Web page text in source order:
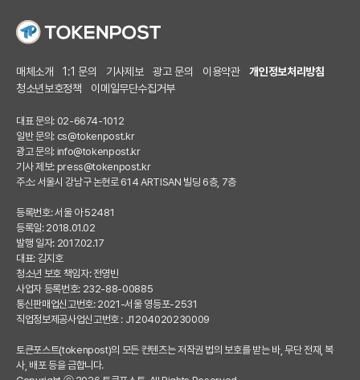
매체소개 1:1 문의 기사제보 광고 문의 이용약관
개인정보처리방침
청소년보호정책
이메일무단수집거부
대표 문의: 02-6674-1012
일반 문의: cs@tokenpost.kr
광고 문의: info@tokenpost.kr
기사 제보: press@tokenpost.kr
주소: 서울시 강남구 논현로 614 ARTISAN 빌딩 6층, 7층
등록번호: 서울 아 52481
등록일: 2018.01.02
발행 일자: 2017.02.17
대표: 김지호
청소년 보호 책임자: 전영빈
사업자 등록번호: 232-88-00885
통신판매업신고번호: 2021-서울 영등포-2531
직업정보제공사업신고번호 : J1204020230009
토큰포스트(tokenpost)의 모든 컨텐츠는 저작권 법의 보호를 받는 바, 무단 전재, 복
사, 배포 등을 금합니다.